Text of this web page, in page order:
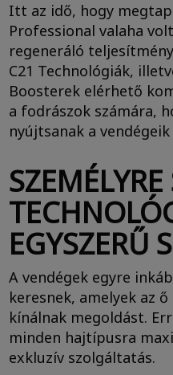
Itt az idő, hogy
Professional valaha
regeneráló
C21 Technológiák,
Boosterek elérhető
a fodrászok számára,
nyújtsanak a
EGYSZERŰ
A vendégek egyre
keresnek, amelyek az
kínálnak megoldást.
minden hajtípusra
exkluzív szolgáltatás.